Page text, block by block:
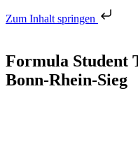
Zum Inhalt springen
Formula Student
Bonn-Rhein-Sieg